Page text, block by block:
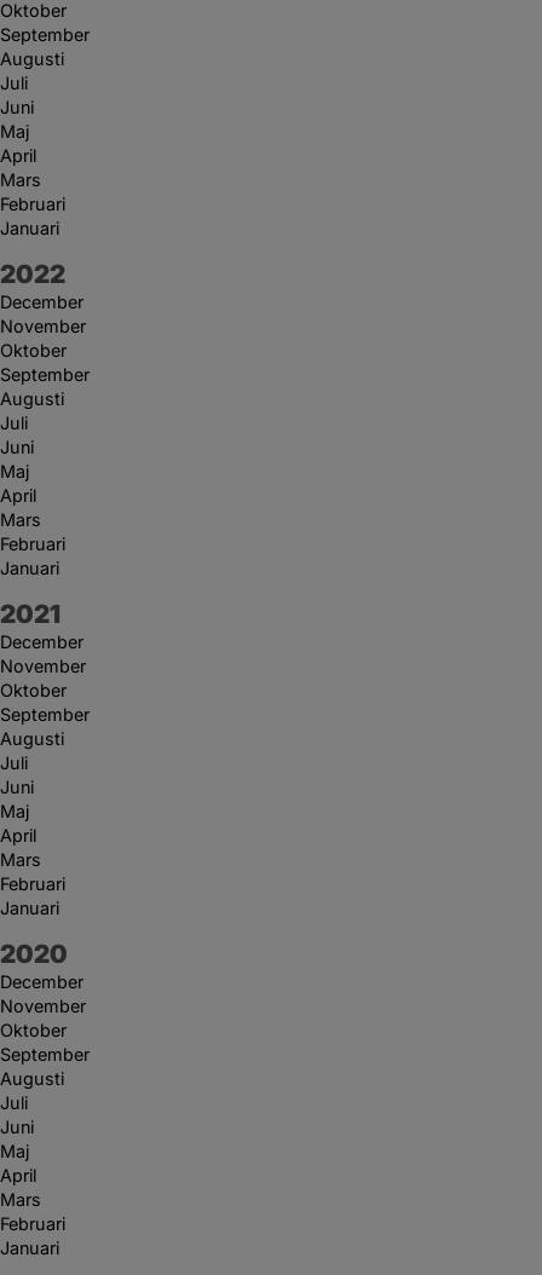
Oktober
September
Augusti
Juli
Juni
Maj
April
Mars
Februari
Januari
År:
2022
December
November
Oktober
September
Augusti
Juli
Juni
Maj
April
Mars
Februari
Januari
År:
2021
December
November
Oktober
September
Augusti
Juli
Juni
Maj
April
Mars
Februari
Januari
År:
2020
December
November
Oktober
September
Augusti
Juli
Juni
Maj
April
Mars
Februari
Januari